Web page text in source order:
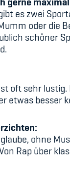
es zwei
oder die
schöner
oft sehr
etwas besser
ohne
Rap über